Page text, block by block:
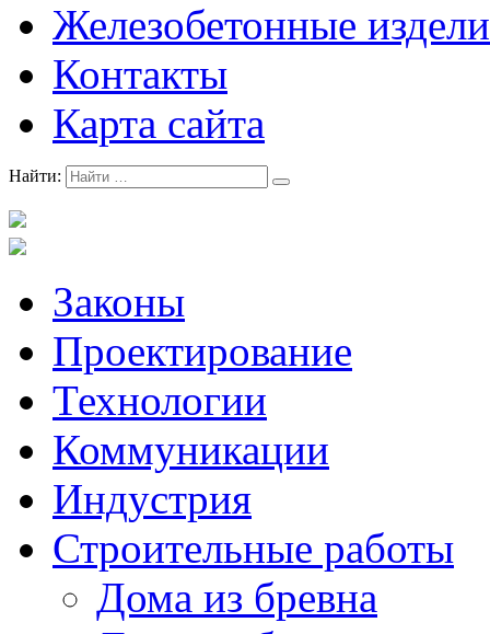
Железобетонные
Контакты
Карта сайта
Найти:
Законы
Проектирование
Технологии
Коммуникации
Индустрия
Строительные работы
Дома из бревна